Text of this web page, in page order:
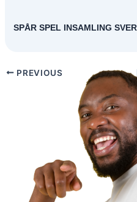
SPÅR SPEL INSAMLING
PREVIOUS